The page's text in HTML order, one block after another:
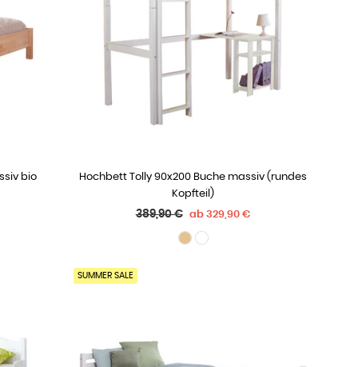
bio
WÄHLE OPTIONEN
Hochbett Tolly 90x200 Buche massiv (rundes
Kopfteil)
Normaler
389,90 € ab 329,90 €
SUMMER SALE